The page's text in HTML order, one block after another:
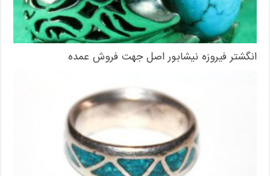
انگشتر فیروزه نیشابور اصل جهت فروش عمده